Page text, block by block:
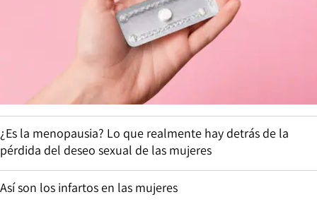
¿Es la menopausia? Lo que realmente hay detrás de la
pérdida del deseo sexual de las mujeres
Así son los infartos en las mujeres